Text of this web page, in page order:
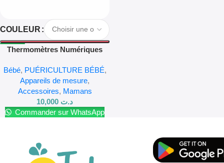
COULEUR
Thermomètres Numériques
Bébé, PUÉRICULTURE BÉBÉ,
Appareils de mesure,
Accessoires, Mamans
د.ت
Commander sur WhatsApp